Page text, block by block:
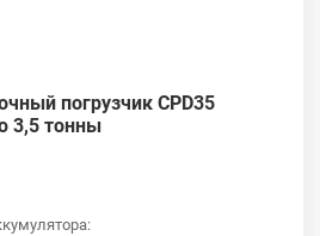
погрузчик CPD35
3,5 тонны